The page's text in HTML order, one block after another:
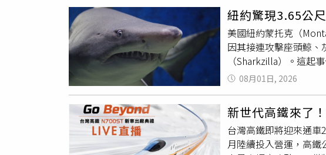
過公告標準，可對車輛
善，除可持續按次裁
規，更可能面臨吊扣牌
件噪音違規案件，顯
大交通違規行為加強取
紐約驚現3.65公
美國紐約蒙托克（
因其接連攻擊座頭鯨、
（Sharkzilla）。這起
萬桶核廢料而發生基因
週」（Shark Week
達2英呎（約61公分）
公斤）的巨型鮪魚也難
一頭罕見的巨型短鰭
因突變有關。由於美
08月01日, 2026
新世代高鐵來了
台灣高鐵即將迎來通
月陸續投入營運，高